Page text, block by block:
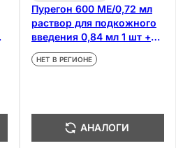
Пурегон 600 МЕ/0,72 мл
раствор для подкожного
введения 0,84 мл 1 шт +
иглы 6 шт
НЕТ В РЕГИОНЕ
АНАЛОГИ